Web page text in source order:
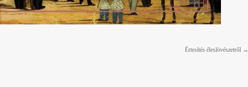
Értesítés éleslövészetről →